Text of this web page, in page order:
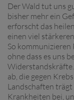
Der Wald tut uns
bisher mehr ein
erforscht das
einen viel
So kommunizieren
ohne dass es uns
ab, die gegen
Landschaften
Krankheiten bei,